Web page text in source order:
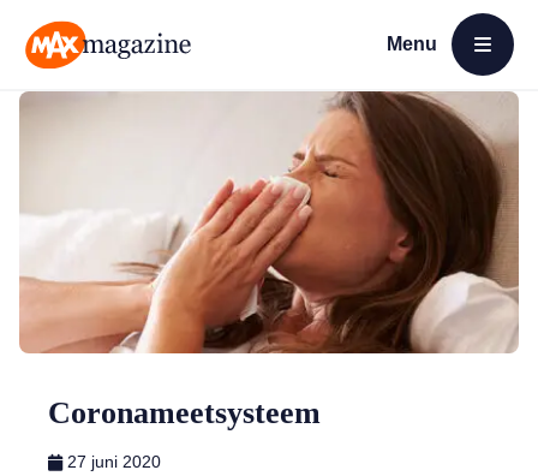
Menu
Open menu
Coronameetsysteem
27 juni 2020